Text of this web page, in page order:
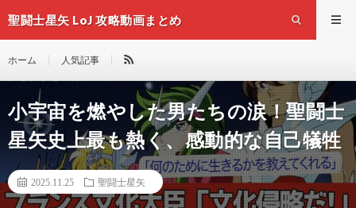
聖闘士星矢 LoJ 攻略動画まとめ
ホーム 人気記事
小宇宙を燃やした男たちの涙！聖闘士
星矢史上最も熱く、感動的な自己犠牲
2025.11.25 聖闘士星矢